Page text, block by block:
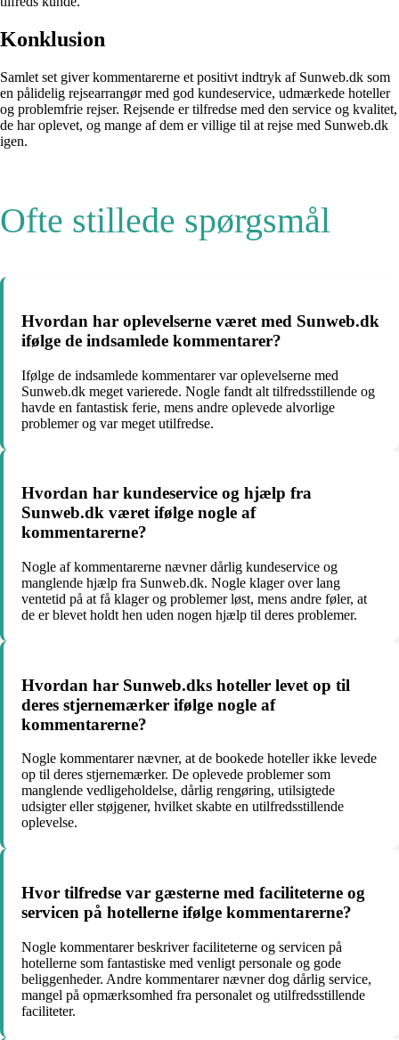
Konklusion
Samlet set giver kommentarerne et positivt indtryk af Sunweb.dk som
en pålidelig rejsearrangør med god kundeservice, udmærkede hoteller
og problemfrie rejser. Rejsende er tilfredse med den service og kvalitet,
de har oplevet, og mange af dem er villige til at rejse med Sunweb.dk
igen.
Ofte stillede spørgsmål
Hvordan har oplevelserne været med Sunweb.dk
ifølge de indsamlede kommentarer?
Ifølge de indsamlede kommentarer var oplevelserne med
Sunweb.dk meget varierede. Nogle fandt alt tilfredsstillende og
havde en fantastisk ferie, mens andre oplevede alvorlige
problemer og var meget utilfredse.
Hvordan har kundeservice og hjælp fra
Sunweb.dk været ifølge nogle af
kommentarerne?
Nogle af kommentarerne nævner dårlig kundeservice og
manglende hjælp fra Sunweb.dk. Nogle klager over lang
ventetid på at få klager og problemer løst, mens andre føler, at
de er blevet holdt hen uden nogen hjælp til deres problemer.
Hvordan har Sunweb.dks hoteller levet op til
deres stjernemærker ifølge nogle af
kommentarerne?
Nogle kommentarer nævner, at de bookede hoteller ikke levede
op til deres stjernemærker. De oplevede problemer som
manglende vedligeholdelse, dårlig rengøring, utilsigtede
udsigter eller støjgener, hvilket skabte en utilfredsstillende
oplevelse.
Hvor tilfredse var gæsterne med faciliteterne og
servicen på hotellerne ifølge kommentarerne?
Nogle kommentarer beskriver faciliteterne og servicen på
hotellerne som fantastiske med venligt personale og gode
beliggenheder. Andre kommentarer nævner dog dårlig service,
mangel på opmærksomhed fra personalet og utilfredsstillende
faciliteter.